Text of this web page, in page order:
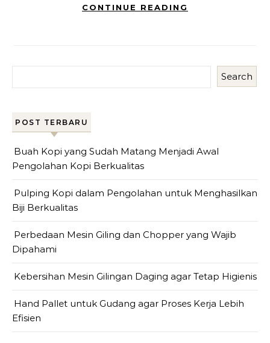
CONTINUE READING
Search
POST TERBARU
Buah Kopi yang Sudah Matang Menjadi Awal
Pengolahan Kopi Berkualitas
Pulping Kopi dalam Pengolahan untuk Menghasilkan
Biji Berkualitas
Perbedaan Mesin Giling dan Chopper yang Wajib
Dipahami
Kebersihan Mesin Gilingan Daging agar Tetap Higienis
Hand Pallet untuk Gudang agar Proses Kerja Lebih
Efisien